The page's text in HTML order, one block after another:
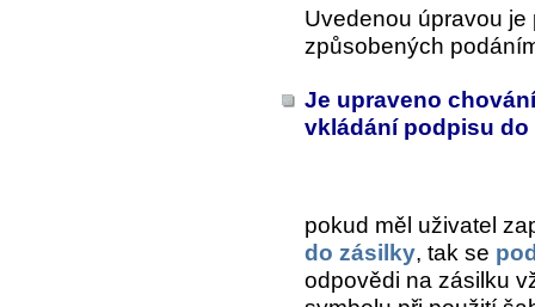
Uvedenou úpravou
způsobených
Je upraveno
vkládání podpisu
pokud měl uživatel
do zásilky, tak se
odpovědi na zásilku